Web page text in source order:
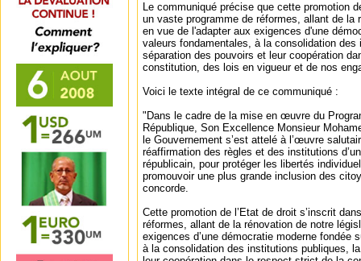
Le communiqué précise que cette promotion
un vaste programme de réformes, allant de la
en vue de l'adapter aux exigences d'une
valeurs fondamentales, à la consolidation
séparation des pouvoirs et leur coopération
constitution, des lois en vigueur et de nos
Voici le texte intégral de ce communiqué :
"Dans le cadre de la mise en œuvre du
République, Son Excellence Monsieur
le Gouvernement s’est attelé à l’œuvre
réaffirmation des règles et des institutions
républicain, pour protéger les libertés
promouvoir une plus grande inclusion des
concorde.
Cette promotion de l’Etat de droit s’inscrit
réformes, allant de la rénovation de notre
exigences d’une démocratie moderne fondée
à la consolidation des institutions publiques,